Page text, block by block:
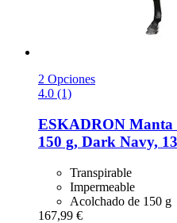
2 Opciones
4.0 (1)
ESKADRON Manta
150 g, Dark Navy,
Transpirable
Impermeable
Acolchado de 150 g
167,99 €